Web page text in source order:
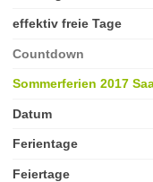
effektiv freie Tage
Countdown
Sommerferien 2017
Datum
Ferientage
Feiertage